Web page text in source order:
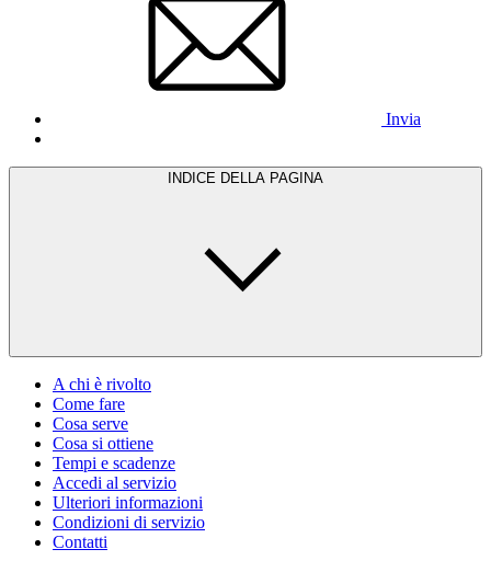
Invia
INDICE DELLA PAGINA
A chi è rivolto
Come fare
Cosa serve
Cosa si ottiene
Tempi e scadenze
Accedi al servizio
Ulteriori informazioni
Condizioni di servizio
Contatti